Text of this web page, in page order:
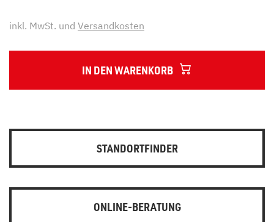
inkl. MwSt. und Versandkosten
IN DEN WARENKORB
STANDORTFINDER
ONLINE-BERATUNG